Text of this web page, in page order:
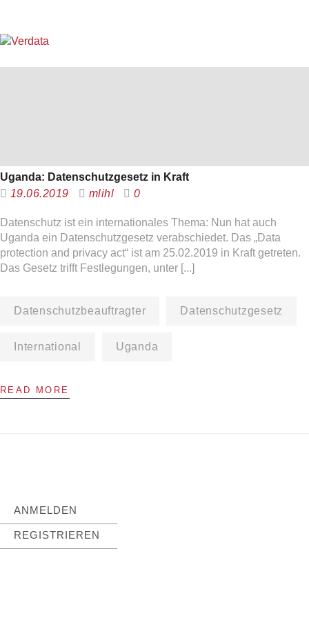
Uganda: Datenschutzgesetz in Kraft
19.06.2019
mlihl 0
Datenschutz ist ein internationales Thema: Nun hat auch
Uganda ein Datenschutzgesetz verabschiedet. Das „Data
protection and privacy act“ ist am 25.02.2019 in Kraft getreten.
Das Gesetz trifft Festlegungen, unter [...]
Datenschutzbeauftragter Datenschutzgesetz
International Uganda
READ MORE
ANMELDEN
REGISTRIEREN